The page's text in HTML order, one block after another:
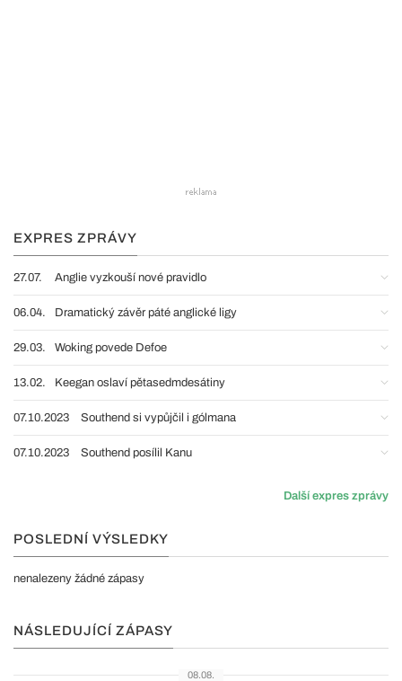
EXPRES ZPRÁVY
27.07. Anglie vyzkouší nové pravidlo
06.04. Dramatický závěr páté anglické ligy
29.03. Woking povede Defoe
13.02. Keegan oslaví pětasedmdesátiny
07.10.2023 Southend si vypůjčil i gólmana
07.10.2023 Southend posílil Kanu
Další expres zprávy
POSLEDNÍ VÝSLEDKY
nenalezeny žádné zápasy
NÁSLEDUJÍCÍ ZÁPASY
08.08.